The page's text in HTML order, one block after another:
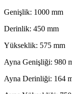
Genişlik: 1000 mm
Derinlik: 450 mm
Yükseklik: 575 mm
Ayna Genişliği: 980
Ayna Derinliği: 164